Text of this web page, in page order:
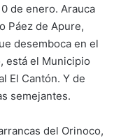
de enero. Arauca
Páez de Apure,
desemboca en el
está el Municipio
El Cantón. Y de
semejantes.
del Orinoco,